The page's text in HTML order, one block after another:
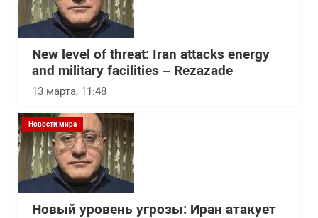
New level of threat: Iran attacks energy
and military facilities – Rezazade
13 марта, 11:48
Новости мира
Новый уровень угрозы: Иран атакует